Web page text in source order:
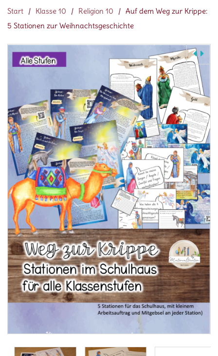
Start / Klasse 10 / Religion 10 / Auf dem Weg zur Krippe:
5 Stationen zur Weihnachtsgeschichte